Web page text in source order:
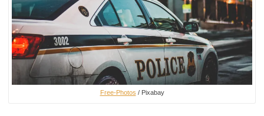
Free-Photos / Pixabay